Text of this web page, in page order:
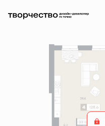
4-комнатная128.6 м